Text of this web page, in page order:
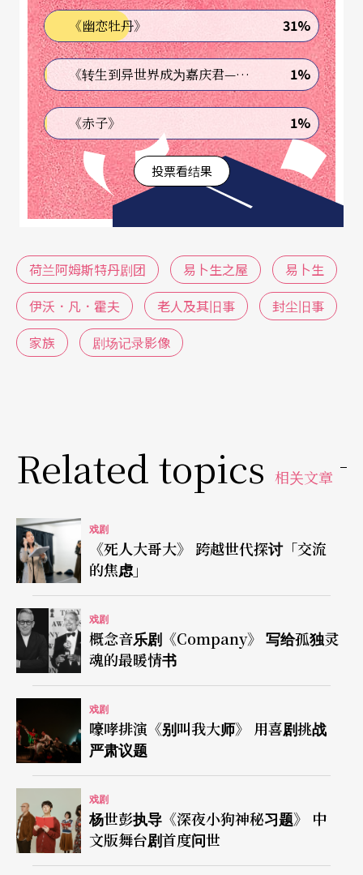
剧场演出走位与舞台调度安排的录影剪辑下，提供
剧院观众既非电影，也非纯然剧场记录的另一种创
作形式，无论是演出本身，或是影像制作，都值得
剧迷进场体会，共同见证后疫情时代的剧场新可
能。希望透过科技协助，将因疫情而难以付诸实体
国际巡演的剧目携载在电子讯号之中，提供观众更
多看戏选择。
《幽恋牡丹》 31%
《转生到异世界成为嘉庆君—发现我的祖先是诈骗集团!?》 1%
《赤子》 1%
投票看结果
荷兰阿姆斯特丹剧团 易卜生之屋
易卜生
伊沃．凡．霍夫
老人及其旧事
封尘旧事
家族
剧场记录影像
Related topics 相关文章
戏剧
《死人大哥大》 跨越世代探讨「交流
的焦虑」
戏剧
概念音乐剧《Company》 写给孤独灵
魂的最暖情书
戏剧
嚎哮排演《别叫我大师》 用喜剧挑战
严肃议题
戏剧
杨世彭执导《深夜小狗神秘习题》 中
文版舞台剧首度问世